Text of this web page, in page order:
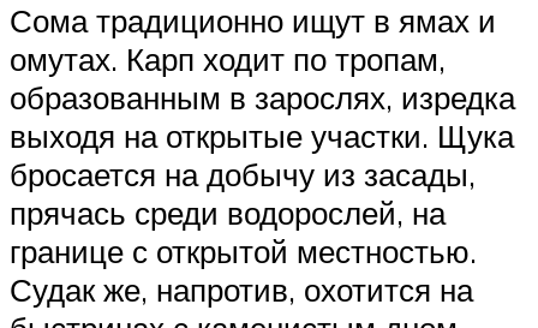
Сома традиционно ищут в ямах и
омутах. Карп ходит по тропам,
образованным в зарослях, изредка
выходя на открытые участки. Щука
бросается на добычу из засады,
прячась среди водорослей, на
границе с открытой местностью.
Судак же, напротив, охотится на